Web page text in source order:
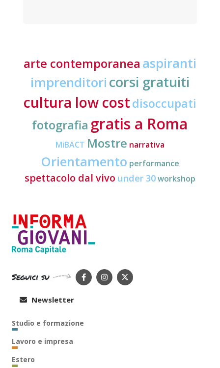
arte contemporanea aspiranti
imprenditori corsi gratuiti
cultura low costdisoccupati
fotografia gratis a Roma
MiBACT Mostre narrativa
Orientamento performance
spettacolo dal vivo under 30workshop
Seguici su
Newsletter
Studio e formazione
Lavoro e impresa
Estero